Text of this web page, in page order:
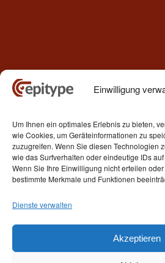
Einwilligung
Um Ihnen ein optimales Erlebnis zu bieten,
wie Cookies, um Geräteinformationen zu
zuzugreifen. Wenn Sie diesen Technologien
wie das Surfverhalten oder eindeutige IDs
Wenn Sie Ihre Einwilligung nicht erteilen
bestimmte Merkmale und Funktionen
Dienste verwalten
Akzeptieren
Kontakt
Epitype GmbH
Löbstedter Str. 41
07749 Jena
Germany